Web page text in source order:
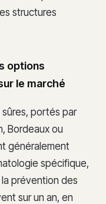
structures
options
le marché
sûres, portés par
Bordeaux ou
généralement
spécifique,
prévention des
sur un an, en